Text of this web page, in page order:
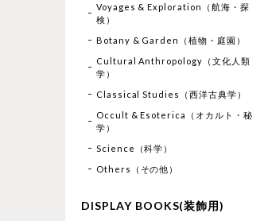
Voyages & Exploration（航海・探
検）
Botany & Garden（植物・庭園）
Cultural Anthropology（文化人類
学）
Classical Studies（西洋古典学）
Occult & Esoterica（オカルト・秘
学）
Science（科学）
Others（その他）
DISPLAY BOOKS(装飾用)